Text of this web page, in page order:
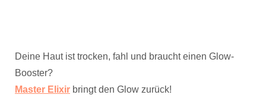
Deine Haut ist trocken, fahl und braucht einen Glow-
Booster?
Master Elixir bringt den Glow zurück!